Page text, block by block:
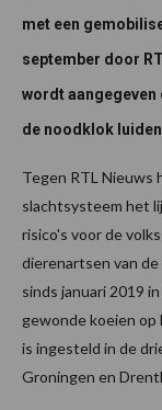
met een
september door
wordt aangegeven
de noodklok
Tegen RTL Nieuws
slachtsysteem het
risico's voor de
dierenartsen van
sinds januari 2019
gewonde koeien
is ingesteld in de
Groningen en